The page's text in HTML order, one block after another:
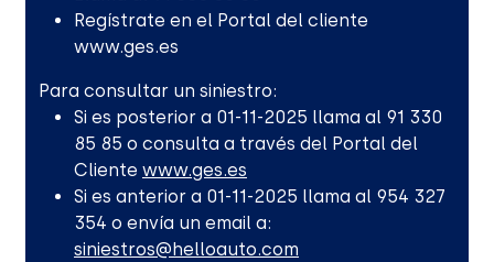
Regístrate en el Portal del cliente
www.ges.es
Para consultar un siniestro:
Si es posterior a 01-11-2025 llama al 91 330
85 85 o consulta a través del Portal del
Cliente www.ges.es
Si es anterior a 01-11-2025 llama al 954 327
354 o envía un email a:
siniestros@helloauto.com